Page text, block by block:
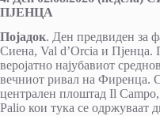
ПЈЕНЦА
Појадок. Ден предвиден за
Сиена, Val d’Orcia и Пјенца.
веројатно најубавиот
вечниот ривал на Фиренца.
централен плоштад Il
Palio кои тука се одржуваат